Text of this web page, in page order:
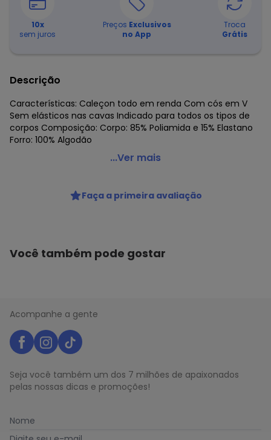
10x
sem juros
Preços Exclusivos
no App
Troca
Grátis
Descrição
Características: Caleçon todo em renda Com cós em V
Sem elásticos nas cavas Indicado para todos os tipos de
corpos Composição: Corpo: 85% Poliamida e 15% Elastano
Forro: 100% Algodão
Valisere - Calcinha Caleçon Valisere 44156
Colecao : BASICO COM RENDA
...Ver mais
Faça a primeira avaliação
Você também pode gostar
Acompanhe a gente
Seja você também um dos 7 milhões de apaixonados
pelas nossas dicas e promoções!
Nome